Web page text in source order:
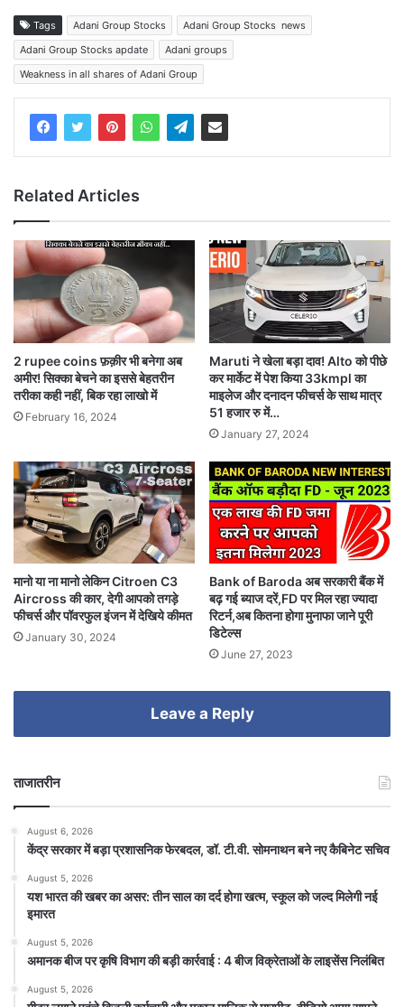
Tags Adani Group Stocks
Adani Group Stocks news
Adani Group Stocks apdate
Adani groups
Weakness in all shares of Adani Group
Related Articles
2 rupee coins फ़क़ीर भी बनेगा अब
अमीर! सिक्का बेचने का इससे बेहतरीन
तरीका कही नहीं, बिक रहा लाखो में
February 16, 2024
Maruti ने खेला बड़ा दाव! Alto को पीछे
कर मार्केट में पेश किया 33kmpl का
माइलेज और दनादन फीचर्स के साथ मात्र
51 हजार रु में…
January 27, 2024
मानो या ना मानो लेकिन Citroen C3
Aircross की कार, देगी आपको तगड़े
फीचर्स और पॉवरफुल इंजन में देखिये कीमत
January 30, 2024
Bank of Baroda अब सरकारी बैंक में
बढ़ गई ब्याज दरें,FD पर मिल रहा ज्यादा
रिटर्न,अब कितना होगा मुनाफा जाने पूरी
डिटेल्स
June 27, 2023
Leave a Reply
ताजातरीन
August 6, 2026
केंद्र सरकार में बड़ा प्रशासनिक फेरबदल, डॉ. टी.वी. सोमनाथन बने नए कैबिनेट सचिव
August 5, 2026
यश भारत की खबर का असर: तीन साल का दर्द होगा खत्म, स्कूल को जल्द मिलेगी नई
इमारत
August 5, 2026
अमानक बीज पर कृषि विभाग की बड़ी कार्रवाई : 4 बीज विक्रेताओं के लाइसेंस निलंबित
August 5, 2026